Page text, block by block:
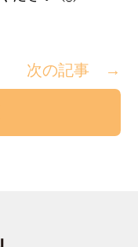
次の記事 →